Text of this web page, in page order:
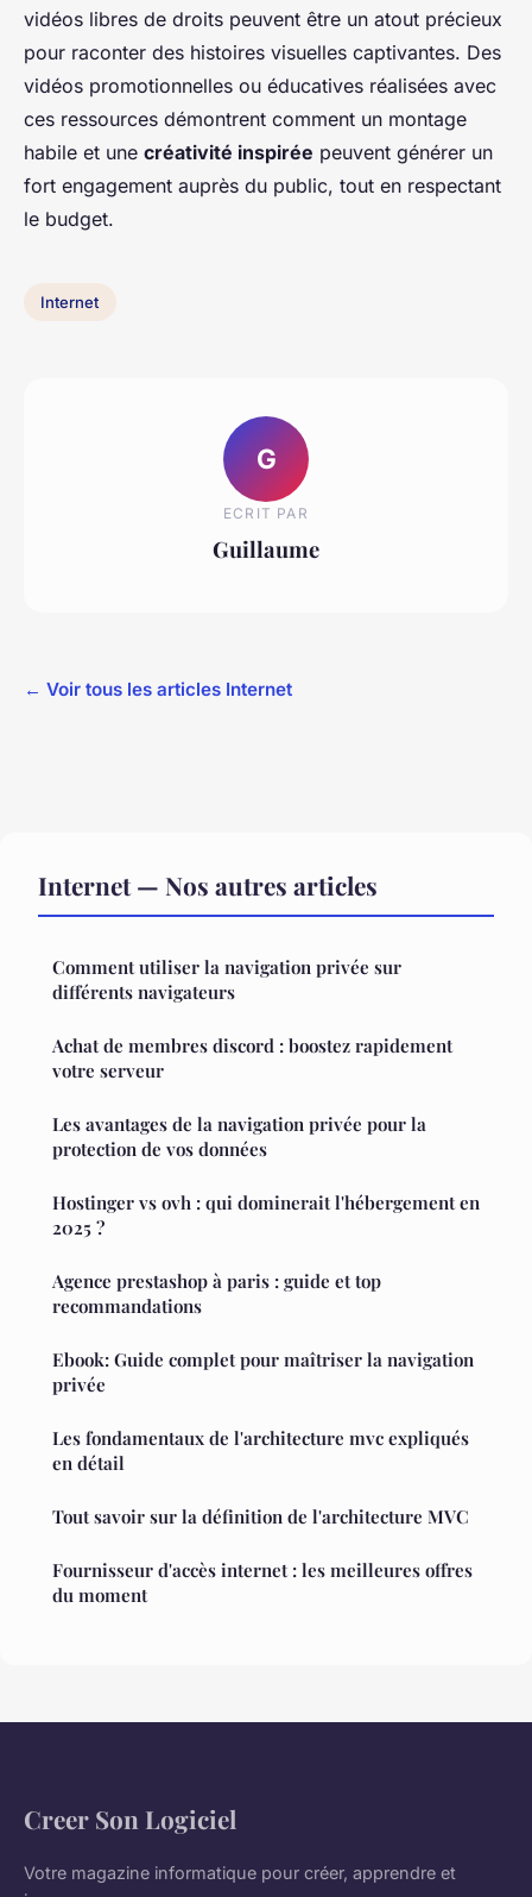
vidéos libres de droits peuvent être un atout précieux
pour raconter des histoires visuelles captivantes. Des
vidéos promotionnelles ou éducatives réalisées avec
ces ressources démontrent comment un montage
habile et une créativité inspirée peuvent générer un
fort engagement auprès du public, tout en respectant
le budget.
Internet
G
ECRIT PAR
Guillaume
← Voir tous les articles Internet
Internet — Nos autres articles
Comment utiliser la navigation privée sur
différents navigateurs
Achat de membres discord : boostez rapidement
votre serveur
Les avantages de la navigation privée pour la
protection de vos données
Hostinger vs ovh : qui dominerait l'hébergement en
2025 ?
Agence prestashop à paris : guide et top
recommandations
Ebook: Guide complet pour maîtriser la navigation
privée
Les fondamentaux de l'architecture mvc expliqués
en détail
Tout savoir sur la définition de l'architecture MVC
Fournisseur d'accès internet : les meilleures offres
du moment
Creer Son Logiciel
Votre magazine informatique pour créer, apprendre et